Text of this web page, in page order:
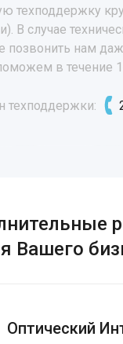
техподдержку
В случае
позвонить нам
в течение
техподдержки:
Вашего
Оптический